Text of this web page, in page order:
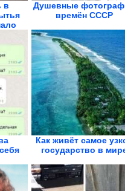
в
Душевные
времён СССР
Как живёт самое
государство в